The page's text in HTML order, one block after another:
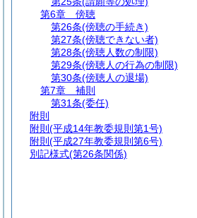
第6章
傍聴
第26条(傍聴の手続き)
第27条(傍聴できない者)
第28条(傍聴人数の制限)
第29条(傍聴人の行為の制限)
第30条(傍聴人の退場)
第7章
補則
第31条(委任)
附則
附則 (平成14年教委規則第1号)
附則 (平成27年教委規則第6号)
別記様式(第26条関係)